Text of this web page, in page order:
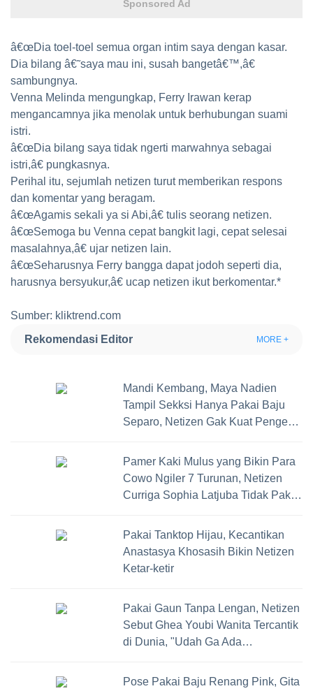
Sponsored Ad
â€œDia toel-toel semua organ intim saya dengan kasar.
Dia bilang â€˜saya mau ini, susah bangetâ€™,â€
sambungnya.
Venna Melinda mengungkap, Ferry Irawan kerap
mengancamnya jika menolak untuk berhubungan suami
istri.
â€œDia bilang saya tidak ngerti marwahnya sebagai
istri,â€ pungkasnya.
Perihal itu, sejumlah netizen turut memberikan respons
dan komentar yang beragam.
â€œAgamis sekali ya si Abi,â€ tulis seorang netizen.
â€œSemoga bu Venna cepat bangkit lagi, cepat selesai
masalahnya,â€ ujar netizen lain.
â€œSeharusnya Ferry bangga dapat jodoh seperti dia,
harusnya bersyukur,â€ ucap netizen ikut berkomentar.*
Sumber: kliktrend.com
Rekomendasi Editor
MORE +
Mandi Kembang, Maya Nadien
Tampil Sekksi Hanya Pakai Baju
Separo, Netizen Gak Kuat Pengen
Pamer Kaki Mulus yang Bikin Para
Cowo Ngiler 7 Turunan, Netizen
Curriga Sophia Latjuba Tidak Pakai
Pakai Tanktop Hijau, Kecantikan
Anastasya Khosasih Bikin Netizen
Ketar-ketir
Pakai Gaun Tanpa Lengan, Netizen
Sebut Ghea Youbi Wanita Tercantik
di Dunia, "Udah Ga Ada
Pose Pakai Baju Renang Pink, Gita